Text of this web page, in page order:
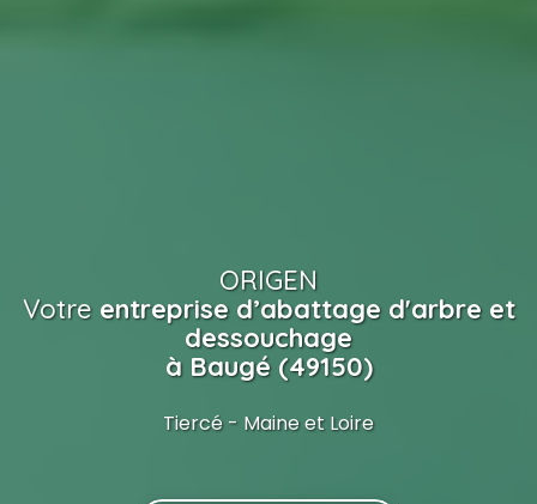
ORIGEN
Votre entreprise d’abattage d'arbre et
dessouchage
à Baugé (49150)
Tiercé - Maine et Loire